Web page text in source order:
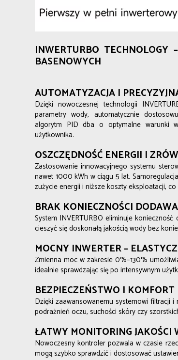
INWERTURBO TECHNOLOGY
BASENOWYCH
AUTOMATYZACJA I
Dzięki nowoczesnej technologii
parametry wody, automatycznie
algorytm PID dba o optymalne warunki
użytkownika.
OSZCZĘDNOŚĆ ENERGII I
Zastosowanie innowacyjnego systemu
nawet 1000 kWh w ciągu 5 lat.
zużycie energii i niższe koszty eksploatacji,
BRAK KONIECZNOŚCI
System INVERTURBO eliminuje
cieszyć się doskonałą jakością wody bez
MOCNY INWERTER –
Zmienna moc w zakresie 0%–130%
idealnie sprawdzając się po intensywnym
BEZPIECZEŃSTWO I
Dzięki zaawansowanemu systemowi filtracji
podrażnień oczu, suchości skóry czy
ŁATWY MONITORING JAKOŚCI
Nowoczesny kontroler pozwala w czasie
mogą szybko sprawdzić i dostosować